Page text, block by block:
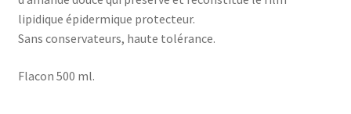
lipidique épidermique protecteur.
Sans conservateurs, haute tolérance.
Flacon 500 ml.